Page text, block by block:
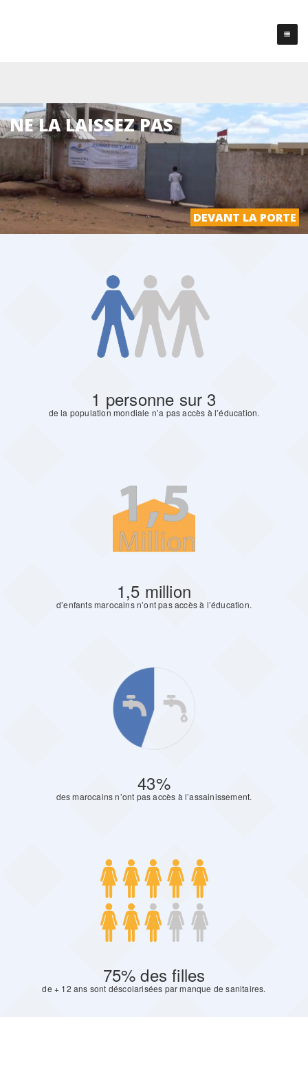
NE LA LAISSEZ PAS
DEVANT LA PORTE
1 personne sur 3
de la population mondiale n’a pas accès à l’éducation.
1,5 million
d’enfants marocains n’ont pas accès à l’éducation.
43%
des marocains n’ont pas accès à l’assainissement.
75% des filles
de + 12 ans sont déscolarisées par manque de sanitaires.